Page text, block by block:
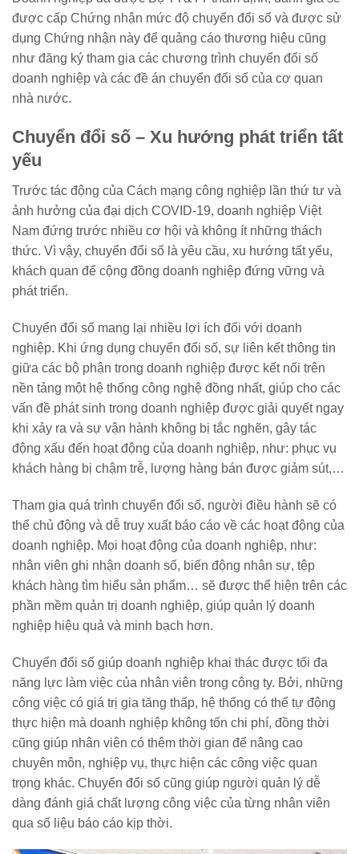
được cấp Chứng nhận mức độ chuyển đổi số và được sử
dụng Chứng nhận này để quảng cáo thương hiệu cũng
như đăng ký tham gia các chương trình chuyển đổi số
doanh nghiệp và các đề án chuyển đổi số của cơ quan
nhà nước.
Chuyển đổi số – Xu hướng phát triển tất
yếu
Trước tác động của Cách mạng công nghiệp lần thứ tư và
ảnh hưởng của đại dịch COVID-19, doanh nghiệp Việt
Nam đứng trước nhiều cơ hội và không ít những thách
thức. Vì vậy, chuyển đổi số là yêu cầu, xu hướng tất yếu,
khách quan để cộng đồng doanh nghiệp đứng vững và
phát triển.
Chuyển đổi số mang lại nhiều lợi ích đối với doanh
nghiệp. Khi ứng dụng chuyển đổi số, sự liên kết thông tin
giữa các bộ phận trong doanh nghiệp được kết nối trên
nền tảng một hệ thống công nghệ đồng nhất, giúp cho các
vấn đề phát sinh trong doanh nghiệp được giải quyết ngay
khi xảy ra và sự vận hành không bị tắc nghẽn, gây tác
động xấu đến hoạt động của doanh nghiệp, như: phục vụ
khách hàng bị chậm trễ, lượng hàng bán được giảm sút,…
Tham gia quá trình chuyển đổi số, người điều hành sẽ có
thể chủ động và dễ truy xuất báo cáo về các hoạt động của
doanh nghiệp. Mọi hoạt động của doanh nghiệp, như:
nhân viên ghi nhận doanh số, biến động nhân sự, tệp
khách hàng tìm hiểu sản phẩm… sẽ được thể hiện trên các
phần mềm quản trị doanh nghiệp, giúp quản lý doanh
nghiệp hiệu quả và minh bạch hơn.
Chuyển đổi số giúp doanh nghiệp khai thác được tối đa
năng lực làm việc của nhân viên trong công ty. Bởi, những
công việc có giá trị gia tăng thấp, hệ thống có thể tự động
thực hiện mà doanh nghiệp không tốn chi phí, đồng thời
cũng giúp nhân viên có thêm thời gian để nâng cao
chuyên môn, nghiệp vụ, thực hiện các công việc quan
trọng khác. Chuyển đổi số cũng giúp người quản lý dễ
dàng đánh giá chất lượng công việc của từng nhân viên
qua số liệu báo cáo kịp thời.